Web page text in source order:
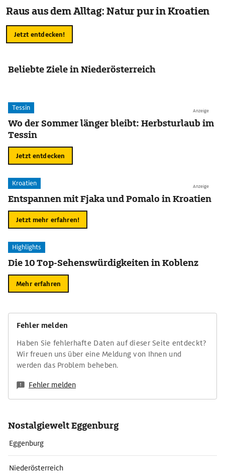
Raus aus dem Alltag: Natur pur in Kroatien
Jetzt entdecken!
Beliebte Ziele in Niederösterreich
Anzeige
Tessin
Wo der Sommer länger bleibt: Herbsturlaub im
Tessin
Jetzt entdecken
Anzeige
Kroatien
Entspannen mit Fjaka und Pomalo in Kroatien
Jetzt mehr erfahren!
Highlights
Die 10 Top-Sehenswürdigkeiten in Koblenz
Mehr erfahren
Fehler melden
Haben Sie fehlerhafte Daten auf dieser Seite entdeckt?
Wir freuen uns über eine Meldung von Ihnen und
werden das Problem beheben.
Fehler melden
Nostalgiewelt Eggenburg
Eggenburg
Niederösterreich